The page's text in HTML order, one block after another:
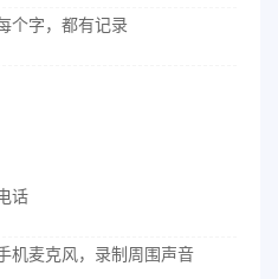
字，都有记录
话
机麦克风，录制周围声音